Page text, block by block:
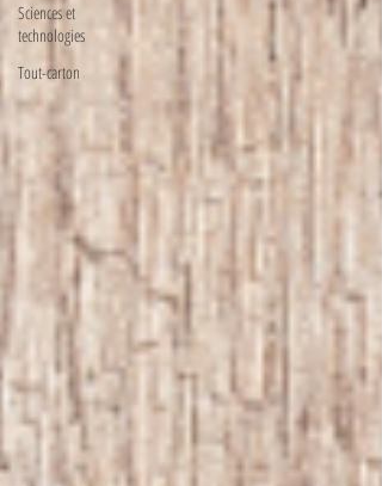
Sciences et
technologies
Tout-carton